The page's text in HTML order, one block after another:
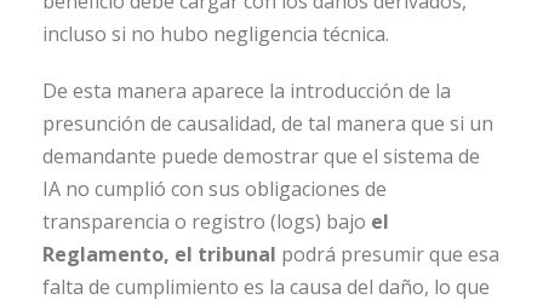
incluso si no hubo negligencia técnica.
De esta manera aparece la introducción de la
presunción de causalidad, de tal manera que si un
demandante puede demostrar que el sistema de
IA no cumplió con sus obligaciones de
transparencia o registro (logs) bajo el
Reglamento, el tribunal podrá presumir que esa
falta de cumplimiento es la causa del daño, lo que